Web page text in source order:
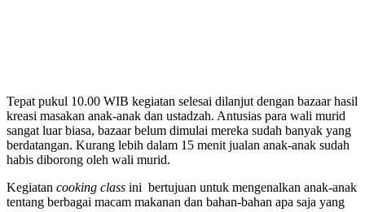
Tepat pukul 10.00 WIB kegiatan selesai dilanjut dengan bazaar hasil
kreasi masakan anak-anak dan ustadzah. Antusias para wali murid
sangat luar biasa, bazaar belum dimulai mereka sudah banyak yang
berdatangan. Kurang lebih dalam 15 menit jualan anak-anak sudah
habis diborong oleh wali murid.
Kegiatan cooking class ini bertujuan untuk mengenalkan anak-anak
tentang berbagai macam makanan dan bahan-bahan apa saja yang